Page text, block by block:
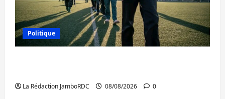
Politique
La Rédaction JamboRDC 08/08/2026 0